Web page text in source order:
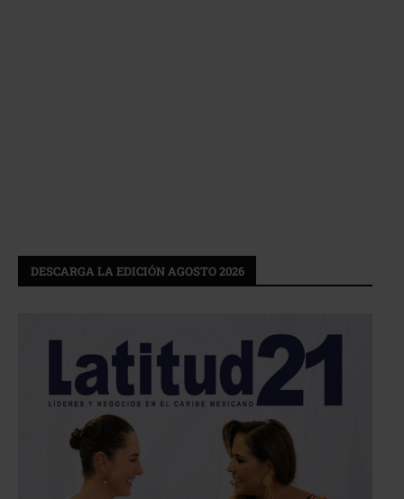
DESCARGA LA EDICIÓN AGOSTO 2026